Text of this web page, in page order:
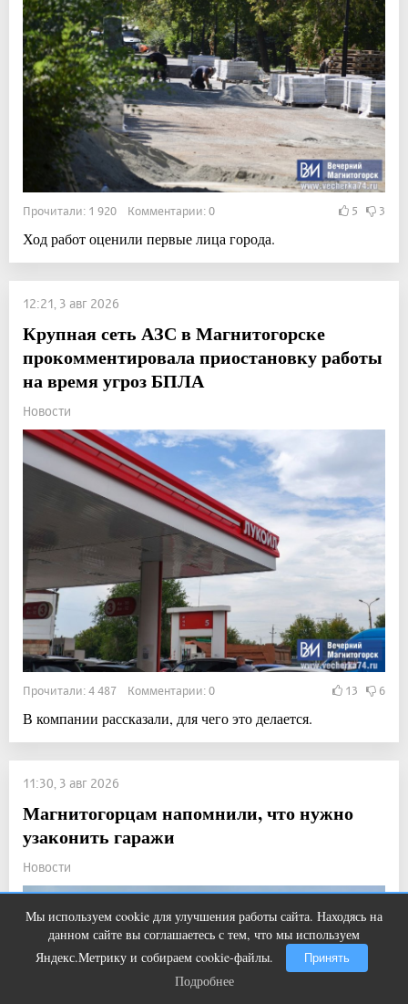
Прочитали: 1 920 Комментарии: 0 5 3
Ход работ оценили первые лица города.
12:21, 3 авг 2026
Крупная сеть АЗС в Магнитогорске
прокомментировала приостановку работы
на время угроз БПЛА
Новости
Прочитали: 4 487 Комментарии: 0 13 6
В компании рассказали, для чего это делается.
11:30, 3 авг 2026
Магнитогорцам напомнили, что нужно
узаконить гаражи
Новости
Мы используем cookie для улучшения работы сайта. Находясь на
данном сайте вы соглашаетесь с тем, что мы используем
Яндекс.Метрику и собираем cookie-файлы.
Принять
Подробнее
Ролик из Омска: вы будете смеяться
долго
Подробнее